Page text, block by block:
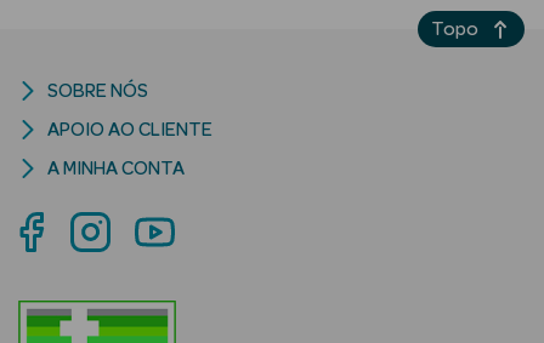
Criança
SOBRE NÓS
APOIO AO CLIENTE
A MINHA CONTA
Topo